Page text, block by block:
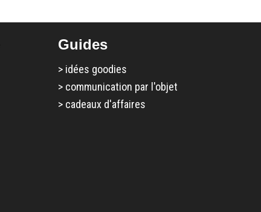
Guides
> idées goodies
> communication par l'objet
> cadeaux d'affaires